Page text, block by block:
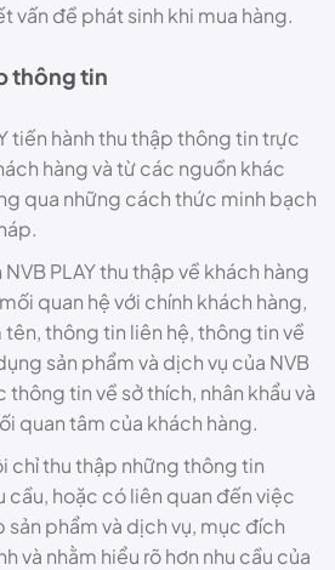
vấn đề phát sinh khi mua hàng.
thông tin
tiến hành thu thập thông tin trực
hàng và từ các nguồn khác
qua những cách thức minh bạch
PLAY thu thập về khách hàng
quan hệ với chính khách hàng,
thông tin liên hệ, thông tin về
sản phẩm và dịch vụ của NVB
thông tin về sở thích, nhân khẩu và
quan tâm của khách hàng.
chỉ thu thập những thông tin
cầu, hoặc có liên quan đến việc
sản phẩm và dịch vụ, mục đích
và nhằm hiểu rõ hơn nhu cầu của